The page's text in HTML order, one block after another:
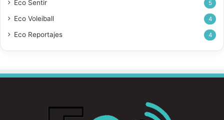
Eco Sentir 5
Eco Voleiball 4
Eco Reportajes 4